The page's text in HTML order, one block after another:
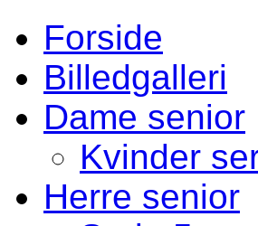
Forside
Billedgalleri
Dame senior
Kvinder
Herre senior